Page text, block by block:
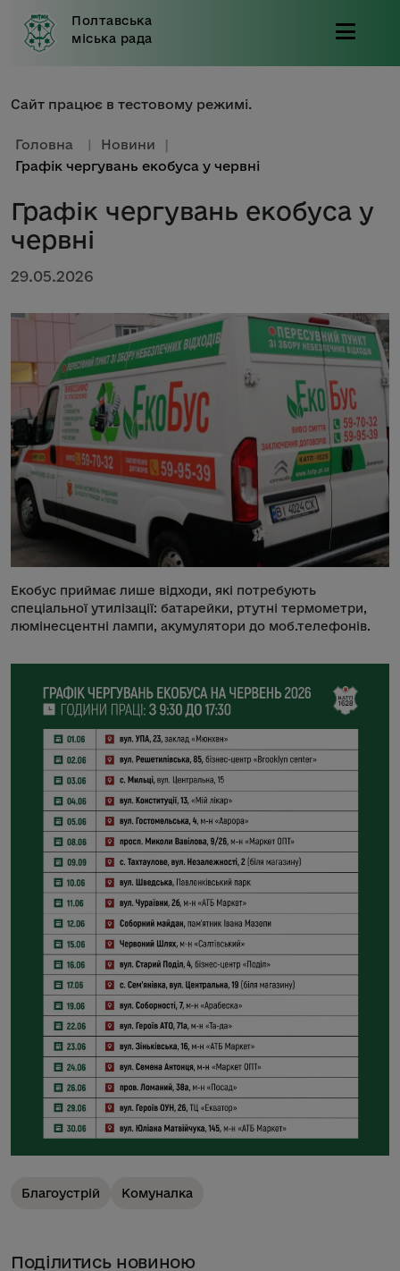
Полтавська
міська рада
Сайт працює в тестовому режимі.
Головна | Новини |
Графік чергувань екобуса у червні
Графік чергувань екобуса у
червні
29.05.2026
Екобус приймає лише відходи, які потребують
спеціальної утилізації: батарейки, ртутні термометри,
люмінесцентні лампи, акумулятори до моб.телефонів.
Благоустрій Комуналка
Поділитись новиною